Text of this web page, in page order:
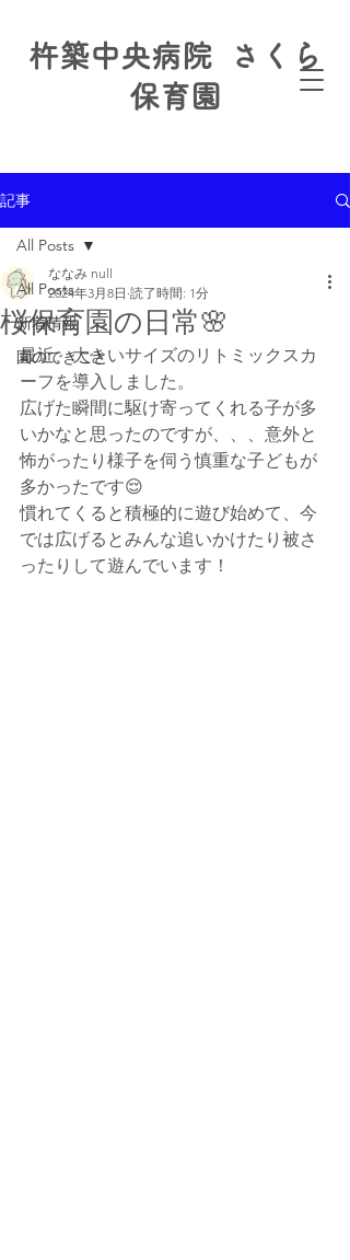
杵築中央病院 さくら
保育園
記事
All Posts
新着情報
園のできごと
All Posts
桜保育園の日常🌸
ななみ null
2024年3月8日 読了時間: 1分
最近、大きいサイズのリトミックスカ
ーフを導入しました。
広げた瞬間に駆け寄ってくれる子が多
いかなと思ったのですが、、、意外と
怖がったり様子を伺う慎重な子どもが
多かったです😌
慣れてくると積極的に遊び始めて、今
では広げるとみんな追いかけたり被さ
ったりして遊んでいます！